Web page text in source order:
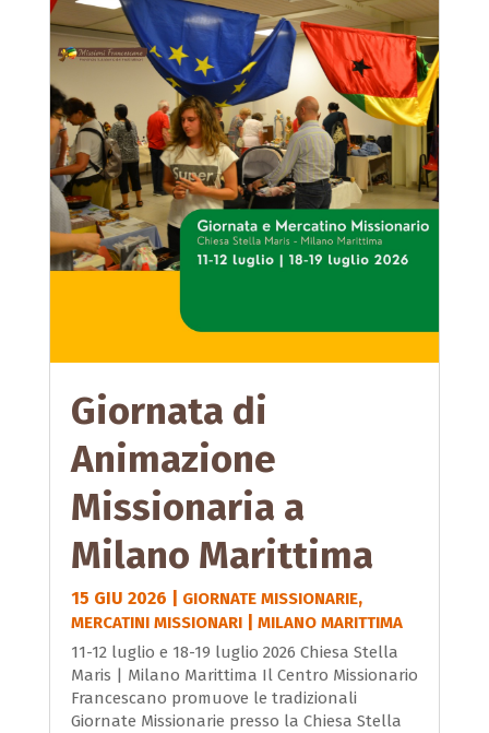
Giornata di
Animazione
Missionaria a
Milano Marittima
15 GIU 2026 GIORNATE MISSIONARIE,
MERCATINI MISSIONARI| MILANO MARITTIMA
11-12 luglio e 18-19 luglio 2026 Chiesa Stella
Maris | Milano Marittima Il Centro Missionario
Francescano promuove le tradizionali
Giornate Missionarie presso la Chiesa Stella